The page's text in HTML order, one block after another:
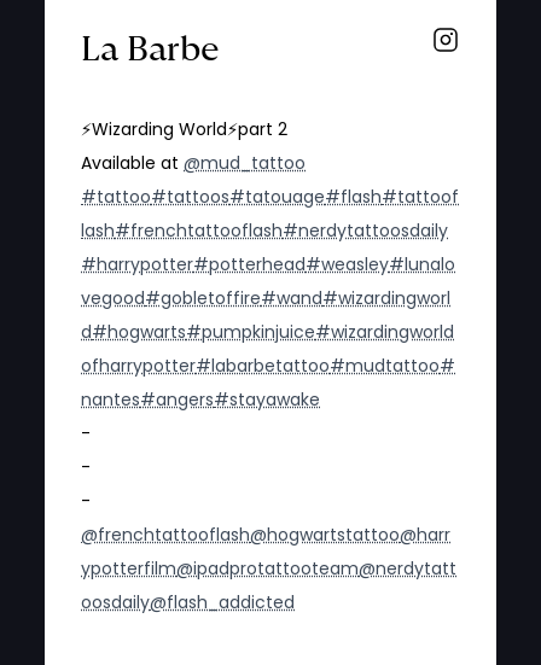
La Barbe
⚡️Wizarding World⚡️part 2
Available at@mud_tattoo
#tattoo#tattoos#tatouage#flash#tattoof
lash#frenchtattooflash#nerdytattoosdaily
#harrypotter#potterhead#weasley#lunalo
vegood#gobletoffire#wand#wizardingworl
d#hogwarts#pumpkinjuice#wizardingworld
ofharrypotter#labarbetattoo#mudtattoo#
nantes#angers#stayawake
-
-
-
@frenchtattooflash@hogwartstattoo@harr
ypotterfilm@ipadprotattooteam@nerdytatt
oosdaily@flash_addicted